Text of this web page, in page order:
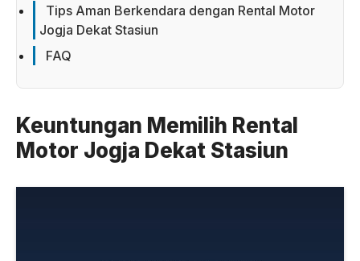
Tips Aman Berkendara dengan Rental Motor
Jogja Dekat Stasiun
FAQ
Keuntungan Memilih Rental
Motor Jogja Dekat Stasiun